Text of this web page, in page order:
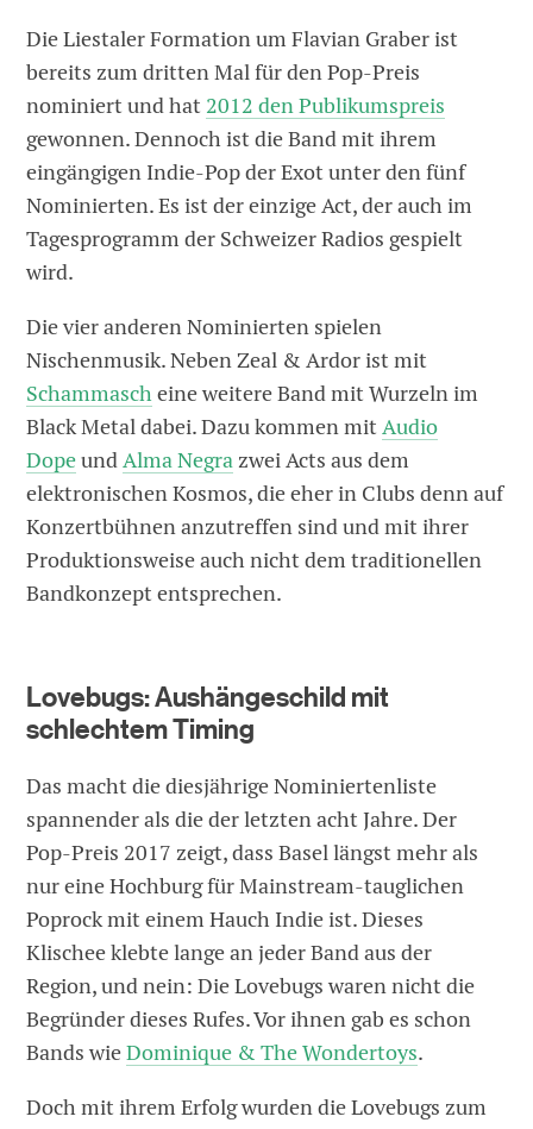
Die Liestaler Formation um Flavian Graber ist
bereits zum dritten Mal für den Pop-Preis
nominiert und hat 2012 den Publikumspreis
gewonnen. Dennoch ist die Band mit ihrem
eingängigen Indie-Pop der Exot unter den fünf
Nominierten. Es ist der einzige Act, der auch im
Tagesprogramm der Schweizer Radios gespielt
wird.
Die vier anderen Nominierten spielen
Nischenmusik. Neben Zeal & Ardor ist mit
Schammascheine weitere Band mit Wurzeln im
Black Metal dabei. Dazu kommen mitAudio
DopeundAlma Negrazwei Acts aus dem
elektronischen Kosmos, die eher in Clubs denn auf
Konzertbühnen anzutreffen sind und mit ihrer
Produktionsweise auch nicht dem traditionellen
Bandkonzept entsprechen.
Lovebugs: Aushängeschild mit
schlechtem Timing
Das macht die diesjährige Nominiertenliste
spannender als die der letzten acht Jahre. Der
Pop-Preis 2017 zeigt, dass Basel längst mehr als
nur eine Hochburg für Mainstream-tauglichen
Poprock mit einem Hauch Indie ist. Dieses
Klischee klebte lange an jeder Band aus der
Region, und nein: Die Lovebugs waren nicht die
Begründer dieses Rufes. Vor ihnen gab es schon
Bands wieDominique & The Wondertoys.
Doch mit ihrem Erfolg wurden die Lovebugs zum